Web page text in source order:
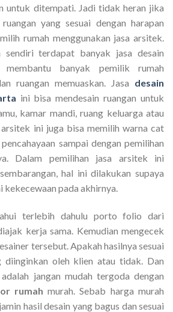
untuk ditempati. Jadi tidak heran jika
yang sesuai dengan harapan
rumah menggunakan jasa arsitek.
terdapat banyak jasa desain
banyak pemilik rumah
ruangan memuaskan. Jasa desain
ini bisa mendesain ruangan untuk
kamar mandi, ruang keluarga atau
arsitek ini juga bisa memilih warna cat
sampai dengan pemilihan
Dalam pemilihan jasa arsitek ini
hal ini dilakukan supaya
kekecewaan pada akhirnya.
terlebih dahulu porto folio dari
kerja sama. Kemudian mengecek
tersebut. Apakah hasilnya sesuai
diinginkan oleh klien atau tidak. Dan
jangan mudah tergoda dengan
rumah murah. Sebab harga murah
hasil desain yang bagus dan sesuai